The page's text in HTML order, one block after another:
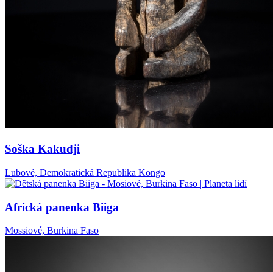
Soška Kakudji
Lubové, Demokratická Republika Kongo
Africká panenka Biiga
Mossiové, Burkina Faso